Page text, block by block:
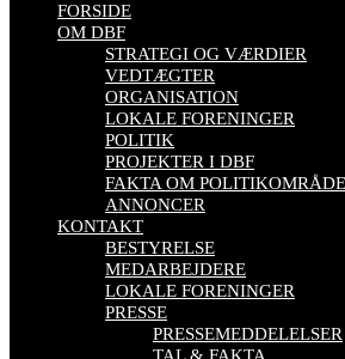
FORSIDE
OM DBF
STRATEGI OG VÆRDIER
VEDTÆGTER
ORGANISATION
LOKALE FORENINGER
POLITIK
PROJEKTER I DBF
FAKTA OM
ANNONCER
KONTAKT
BESTYRELSE
MEDARBEJDERE
LOKALE FORENINGER
PRESSE
PRESSEMEDDELELSER